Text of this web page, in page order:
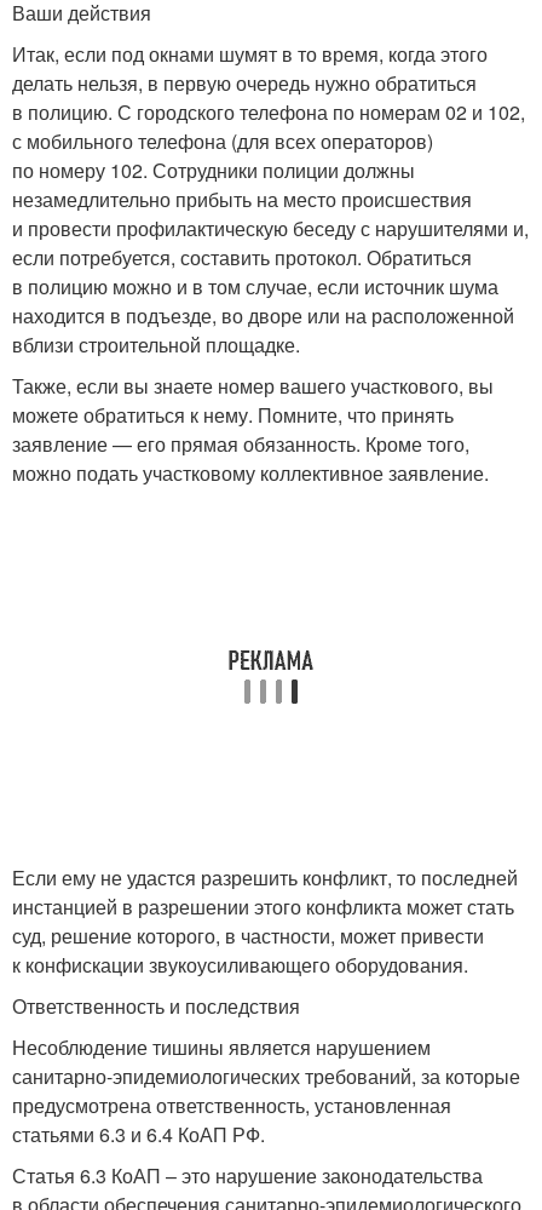
Ваши действия
Итак, если под окнами шумят в то время, когда этого
делать нельзя, в первую очередь нужно обратиться
в полицию. С городского телефона по номерам 02 и 102,
с мобильного телефона (для всех операторов)
по номеру 102. Сотрудники полиции должны
незамедлительно прибыть на место происшествия
и провести профилактическую беседу с нарушителями и,
если потребуется, составить протокол. Обратиться
в полицию можно и в том случае, если источник шума
находится в подъезде, во дворе или на расположенной
вблизи строительной площадке.
Также, если вы знаете номер вашего участкового, вы
можете обратиться к нему. Помните, что принять
заявление — его прямая обязанность. Кроме того,
можно подать участковому коллективное заявление.
Если ему не удастся разрешить конфликт, то последней
инстанцией в разрешении этого конфликта может стать
суд, решение которого, в частности, может привести
к конфискации звукоусиливающего оборудования.
Ответственность и последствия
Несоблюдение тишины является нарушением
санитарно-эпидемиологических требований, за которые
предусмотрена ответственность, установленная
статьями 6.3 и 6.4 КоАП РФ.
Статья 6.3 КоАП – это нарушение законодательства